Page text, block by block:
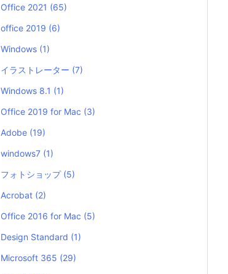
Office 2021 (65)
office 2019 (6)
Windows (1)
イラストレーター (7)
Windows 8.1 (1)
Office 2019 for Mac (3)
Adobe (19)
windows7 (1)
フォトショップ (5)
Acrobat (2)
Office 2016 for Mac (5)
Design Standard (1)
Microsoft 365 (29)